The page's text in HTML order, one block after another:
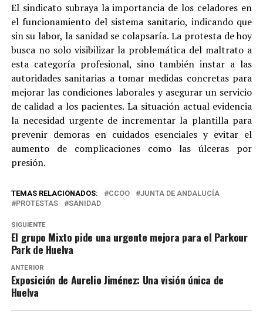
El sindicato subraya la importancia de los celadores en
el funcionamiento del sistema sanitario, indicando que
sin su labor, la sanidad se colapsaría. La protesta de hoy
busca no solo visibilizar la problemática del maltrato a
esta categoría profesional, sino también instar a las
autoridades sanitarias a tomar medidas concretas para
mejorar las condiciones laborales y asegurar un servicio
de calidad a los pacientes. La situación actual evidencia
la necesidad urgente de incrementar la plantilla para
prevenir demoras en cuidados esenciales y evitar el
aumento de complicaciones como las úlceras por
presión.
TEMAS RELACIONADOS: CCOO
JUNTA DE ANDALUCÍA
PROTESTAS
SANIDAD
SIGUIENTE
El grupo Mixto pide una urgente mejora para el Parkour
Park de Huelva
ANTERIOR
Exposición de Aurelio Jiménez: Una visión única de
Huelva